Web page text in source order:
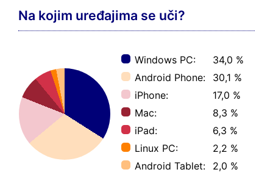
Na kojim uređajima se uči?
Windows PC:
34,0 %
Android Phone:
30,1 %
iPhone:
17,0 %
Mac:
8,3 %
iPad:
6,3 %
Linux PC:
2,2 %
Android Tablet:
2,0 %